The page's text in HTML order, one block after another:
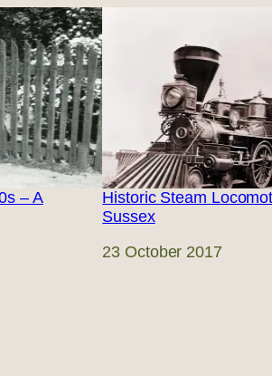
– A
Historic Steam
Sussex
Date
23 October 2017